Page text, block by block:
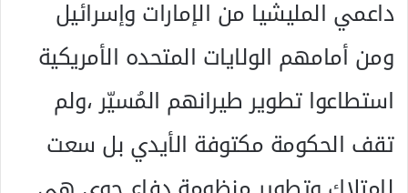
داعمي المليشيا من الإمارات وإسرائيل
ومن أمامهم الولايات المتحده الأمريكية
استطاعوا تطوير طيرانهم المُسيّر ،ولم
تقف الحكومة مكتوفة الأيدي بل سعت